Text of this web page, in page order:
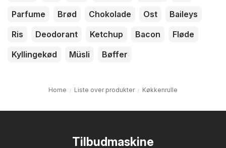
Parfume
Brød Chokolade Ost
Baileys
Ris
Deodorant Ketchup Bacon
Fløde
Kyllingekød
Müsli Bøffer
Home Liste over produkter Køkkenrulle
Tilbudmaskine